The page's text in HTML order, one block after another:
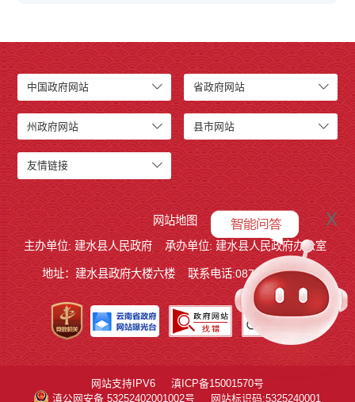
中国政府网站 省政府网站
州政府网站 县市网站
友情链接
网站地图
主办单位: 建水县人民政府
承办单位: 建水县人民政府办公室
地址：建水县政府大楼六楼 联系电话:0873-7613938
x
网站支持IPV6
滇ICP备15001570号
滇公网安备 53252402001002号
网站标识码:5325240001